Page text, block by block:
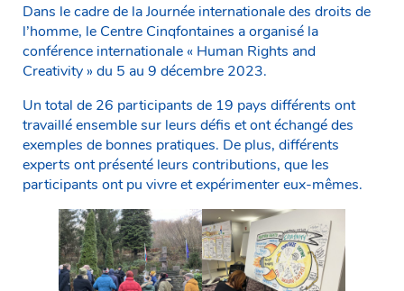
Dans le cadre de la Journée internationale des droits de
l’homme, le Centre Cinqfontaines a organisé la
conférence internationale « Human Rights and
Creativity » du 5 au 9 décembre 2023.
Un total de 26 participants de 19 pays différents ont
travaillé ensemble sur leurs défis et ont échangé des
exemples de bonnes pratiques. De plus, différents
experts ont présenté leurs contributions, que les
participants ont pu vivre et expérimenter eux-mêmes.